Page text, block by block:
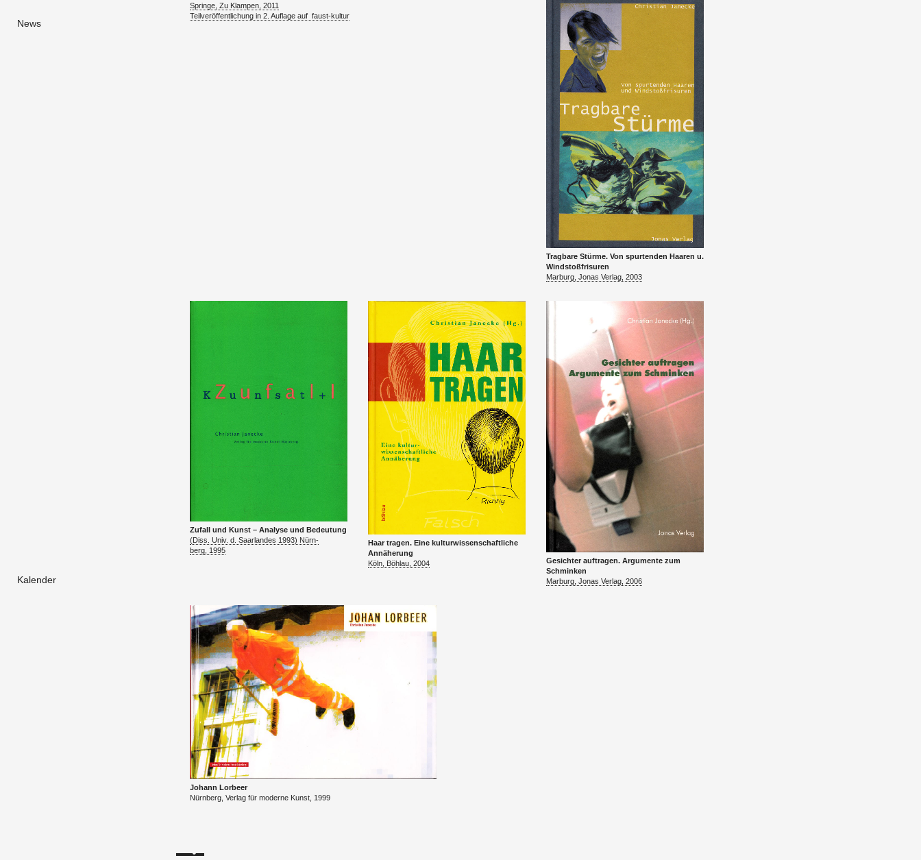
News
Kalender
Sprin­ge, Zu Klam­pen, 2011
Teil­ver­öf­fent­li­chung in 2. Auf­la­ge auf faust-kul­tur
Trag­ba­re Stür­me. Von spur­ten­den Haa­ren u.
Wind­stoß­fri­su­ren
Mar­burg, Jonas Ver­lag, 2003
Zu­fall und Kunst – Ana­ly­se und Be­deu­tung
(Diss. Univ. d. Saar­lan­des 1993) Nürn­
berg, 1995
Haar tra­gen. Eine kul­tur­wis­sen­schaft­li­che
An­nä­he­rung
Köln, Böhlau, 2004
Ge­sich­ter auf­tra­gen. Ar­gu­men­te zum
Schmin­ken
Mar­burg, Jonas Ver­lag, 2006
Jo­hann Lor­beer
Nürn­berg, Ver­lag für mo­der­ne Kunst, 1999